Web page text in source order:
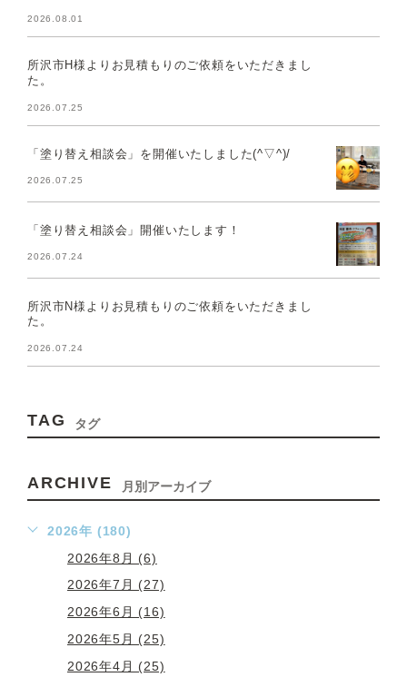
2026.08.01
所沢市H様よりお見積もりのご依頼をいただきまし
た。
2026.07.25
「塗り替え相談会」を開催いたしました(^▽^)/
2026.07.25
「塗り替え相談会」開催いたします！
2026.07.24
所沢市N様よりお見積もりのご依頼をいただきまし
た。
2026.07.24
TAG タグ
ARCHIVE 月別アーカイブ
2026年 (180)
2026年8月 (6)
2026年7月 (27)
2026年6月 (16)
2026年5月 (25)
2026年4月 (25)